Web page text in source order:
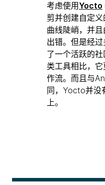
考虑使用 Yocto
剪并创建自定
曲线陡峭，并
出错。但是经
了一个活跃的
类工具相比，
作流。而且与
同，Yocto并没
上。